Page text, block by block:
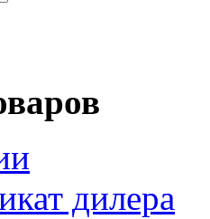
дилера